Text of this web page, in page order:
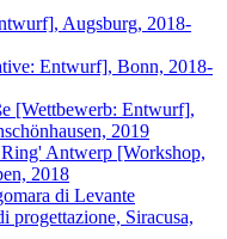
Augsburg, 2018-
Entwurf], Bonn, 2018-
[Wettbewerb: Entwurf],
2019
Antwerp [Workshop,
2018
di Levante
progettazione, Siracusa,